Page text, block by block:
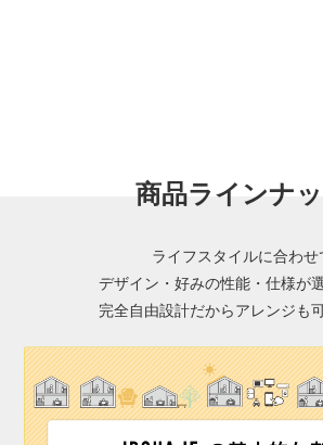
商品ラインナ
ライフスタイルに合わせ
デザイン・好みの性能・仕様が
完全自由設計だからアレンジも